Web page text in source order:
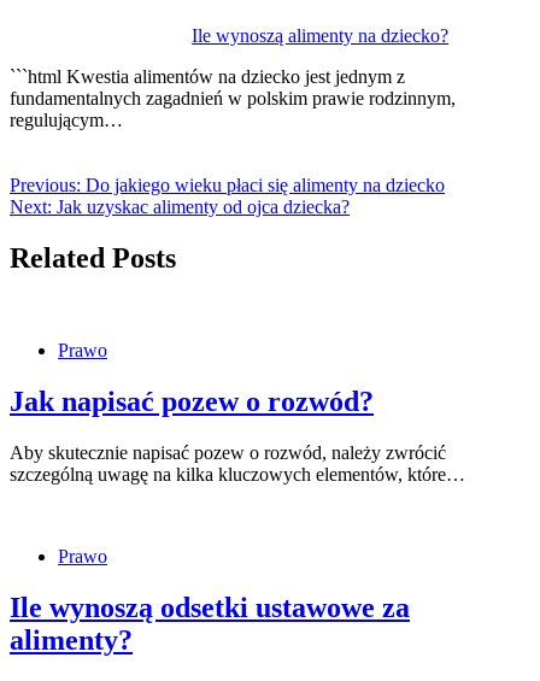
Ile wynoszą alimenty na dziecko?
```html Kwestia alimentów na dziecko jest jednym z
fundamentalnych zagadnień w polskim prawie rodzinnym,
regulującym…
Previous: Do jakiego wieku płaci się alimenty na dziecko
Next: Jak uzyskac alimenty od ojca dziecka?
Related Posts
Prawo
Jak napisać pozew o rozwód?
Aby skutecznie napisać pozew o rozwód, należy zwrócić
szczególną uwagę na kilka kluczowych elementów, które…
Prawo
Ile wynoszą odsetki ustawowe za
alimenty?